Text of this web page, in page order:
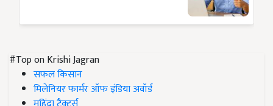
#Top on Krishi Jagran
सफल किसान
मिलेनियर फार्मर ऑफ इंडिया अवॉर्ड